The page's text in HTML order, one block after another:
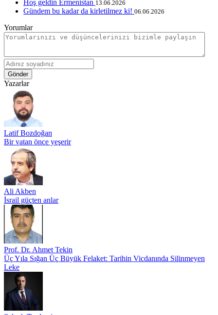
Hoş geldin Ermenistan 13.06.2026
Gündem bu kadar da kirletilmez ki! 06.06.2026
Yorumlar
Gönder
Yazarlar
Latif Bozdoğan
Bir vatan önce yeşerir
Ali Akben
İsrail güçten anlar
Prof. Dr. Ahmet Tekin
Üç Yıla Sığan Üç Büyük Felaket: Tarihin Vicdanında Silinmeyen
Leke